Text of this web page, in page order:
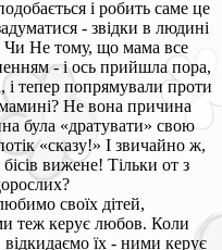
і робить саме це
- звідки в людині
Чи Не тому, що мама все
- і ось прийшла пора,
і тепер попрямували проти
Не вона причина
була «дратувати» свою
«сказу!» І звичайно ж,
вижене! Тільки от з
своїх дітей,
теж керує любов. Коли
їх - ними керує